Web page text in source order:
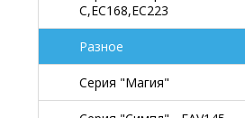
C,EC168,EC223
Разное
Серия "Магия"